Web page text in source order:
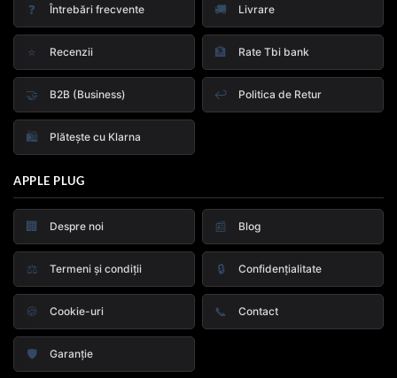
❓ Întrebări frecvente 🚚 Livrare
⭐ Recenzii 🏦 Rate Tbi bank
🤝 B2B (Business) ↩️ Politica de Retur
🛍️ Plătește cu Klarna
APPLE PLUG
🏢 Despre noi 📰 Blog
⚖️ Termeni și condiții 🔒 Confidențialitate
🍪 Cookie-uri 📞 Contact
🛡️ Garanție